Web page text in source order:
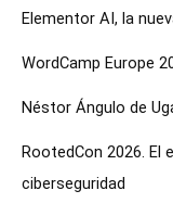
Elementor AI, la
WordCamp Europe
Néstor Ángulo de
RootedCon 2026. El
ciberseguridad